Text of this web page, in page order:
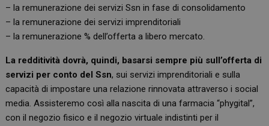
– la remunerazione dei servizi Ssn in fase di consolidamento
– la remunerazione dei servizi imprenditoriali
– la remunerazione % dell’offerta a libero mercato.
La redditività dovrà, quindi, basarsi sempre più sull’offerta di
servizi per conto del Ssn, sui servizi imprenditoriali e sulla
capacità di impostare una relazione rinnovata attraverso i social
media. Assisteremo così alla nascita di una farmacia “phygital”,
con il negozio fisico e il negozio virtuale indistinti per il